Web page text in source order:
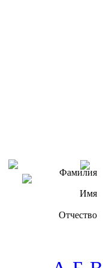
Фамилия
Имя
Отчество